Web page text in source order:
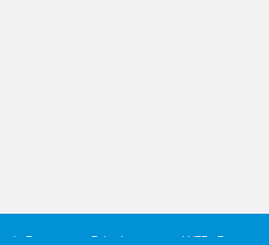
de Bastogne – Développement WEB : Erwan